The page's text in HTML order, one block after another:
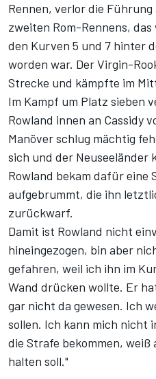
Rennen, verlor die
zweiten Rom-Rennens,
den Kurven 5 und 7 hinter
worden war. Der Virgin-
Strecke und kämpfte im
Im Kampf um Platz sieben
Rowland innen an Cassidy
Manöver schlug mächtig
sich und der Neuseeländer
Rowland bekam dafür eine
aufgebrummt, die ihn
zurückwarf.
Damit ist Rowland nicht
hineingezogen, bin aber
gefahren, weil ich ihn im
Wand drücken wollte. Er
gar nicht da gewesen. Ich
sollen. Ich kann mich nicht
die Strafe bekommen,
halten soll."